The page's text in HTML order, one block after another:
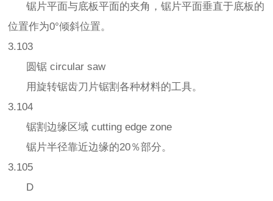
锯片平面与底板平面的夹角，锯片平面垂直于底板的
位置作为0°倾斜位置。
3.103
圆锯 circular saw
用旋转锯齿刀片锯割各种材料的工具。
3.104
锯割边缘区域 cutting edge zone
锯片半径靠近边缘的20％部分。
3.105
D